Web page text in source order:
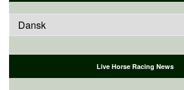
Live Horse Racing News